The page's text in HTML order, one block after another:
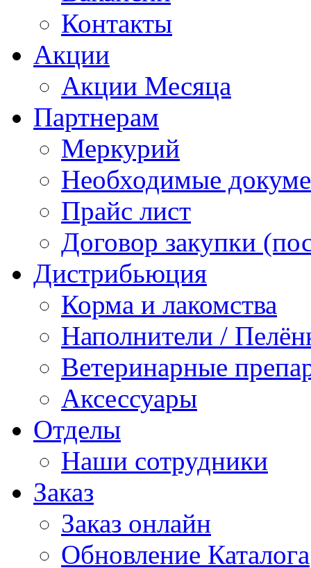
Контакты
Акции
Акции Месяца
Партнерам
Меркурий
Необходимые
Прайс лист
Договор закупки
Дистрибьюция
Корма и лакомства
Наполнители /
Ветеринарные
Аксессуары
Отделы
Наши сотрудники
Заказ
Заказ онлайн
Обновление Каталога